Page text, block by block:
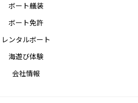
ボート艤装
ボート免許
レンタルボート
海遊び体験
会社情報